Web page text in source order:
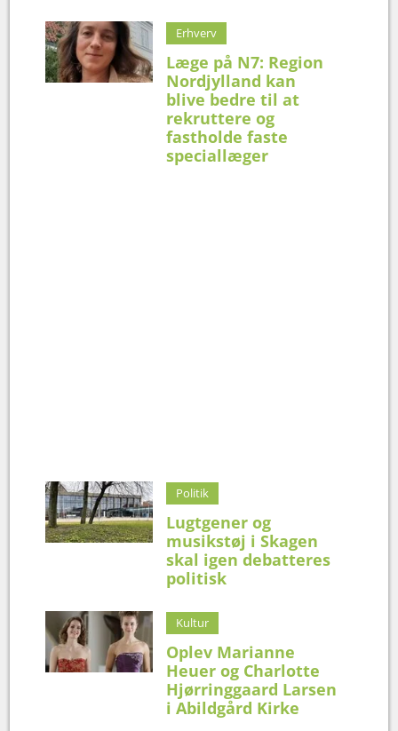
Erhverv
Læge på N7: Region
Nordjylland kan
blive bedre til at
rekruttere og
fastholde faste
speciallæger
Politik
Lugtgener og
musikstøj i Skagen
skal igen debatteres
politisk
Kultur
Oplev Marianne
Heuer og Charlotte
Hjørringgaard Larsen
i Abildgård Kirke